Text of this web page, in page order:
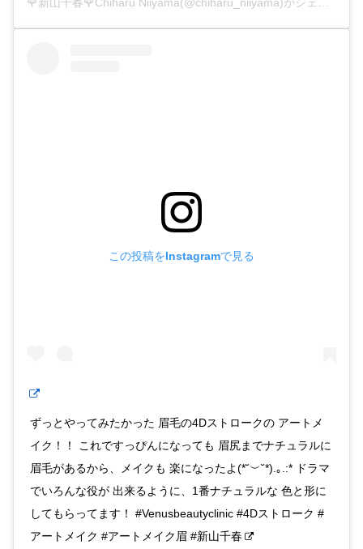
この投稿をInstagramで見る
ずっとやってみたかった 眉毛の4Dストロークの アートメ
イク！！ これですっぴんになっても 眉尻までナチュラルに
眉毛があるから、メイクも 楽になったよ(*˘︶˘*).｡.:* ドラマ
でいろんな役が 出来るように、1番ナチュラルな 色と形に
してもらってます！ #Venusbeautyclinic #4Dストローク #
アートメイク #アートメイク眉 #新山千春